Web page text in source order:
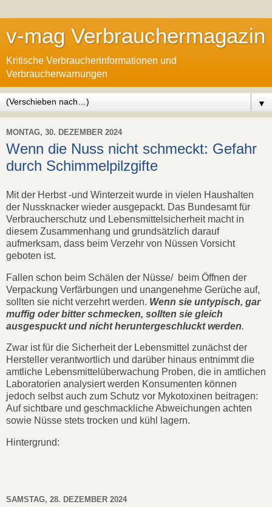
v-mag Verbrauchermagazin
Kritische Verbraucherinformationen und
Verbraucherwarnungen
▼
MONTAG, 30. DEZEMBER 2024
Wenn die Nuss nicht schmeckt: Gefahr
durch Schimmelpilzgifte
Mit der Herbst -und Winterzeit wurde in vielen Haushalten
der Nussknacker wieder ausgepackt. Das Bundesamt für
Verbraucherschutz und Lebensmittelsicherheit macht in
diesem Zusammenhang und grundsätzlich darauf
aufmerksam, dass beim Verzehr von Nüssen Vorsicht
geboten ist.
Fallen schon beim Schälen der Nüsse/ beim Öffnen der
Verpackung Verfärbungen und unangenehme Gerüche auf,
sollten sie nicht verzehrt werden. Wenn sie untypisch, gar
muffig oder bitter schmecken, sollten sie gleich
ausgespuckt und nicht heruntergeschluckt werden.
Zwar ist für die Sicherheit der Lebensmittel zunächst der
Hersteller verantwortlich und darüber hinaus entnimmt die
amtliche Lebensmittelüberwachung Proben, die in amtlichen
Laboratorien analysiert werden Konsumenten können
jedoch selbst auch zum Schutz vor Mykotoxinen beitragen:
Auf sichtbare und geschmackliche Abweichungen achten
sowie Nüsse stets trocken und kühl lagern.
Hintergrund:
SAMSTAG, 28. DEZEMBER 2024